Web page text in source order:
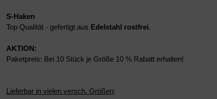
S-Haken
Top Qualität - gefertigt aus Edelstahl rostfrei.
AKTION:
Paketpreis: Bei 10 Stück je Größe 10 % Rabatt erhalten!
Lieferbar in vielen versch. Größen: